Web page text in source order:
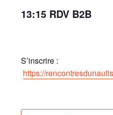
13:15 RDV B2B
S’inscrire :
https://